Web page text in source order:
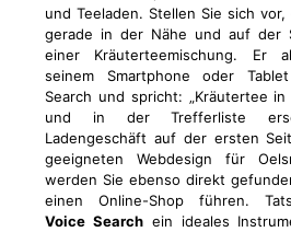
und Teeladen. Stellen Sie sich
gerade in der Nähe und auf der
einer Kräuterteemischung. Er
seinem Smartphone oder
Search und spricht: „Kräutertee in
und in der Trefferliste
Ladengeschäft auf der ersten
geeigneten Webdesign für
werden Sie ebenso direkt
einen Online-Shop führen.
Voice Searchein ideales